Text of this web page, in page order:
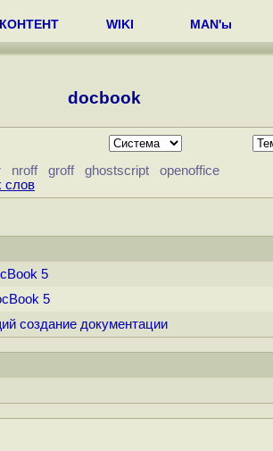
КОНТЕНТ WIKI MAN'ы
docbook
nroff groff ghostscript
openoffice
слов
5
5
создание документации